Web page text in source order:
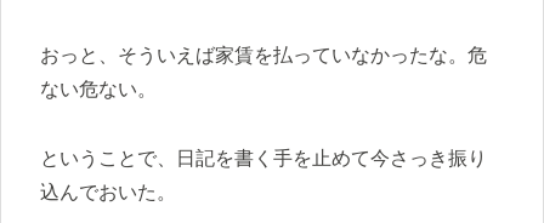
おっと、そういえば家賃を払っていなかったな。危
ない危ない。
ということで、日記を書く手を止めて今さっき振り
込んでおいた。